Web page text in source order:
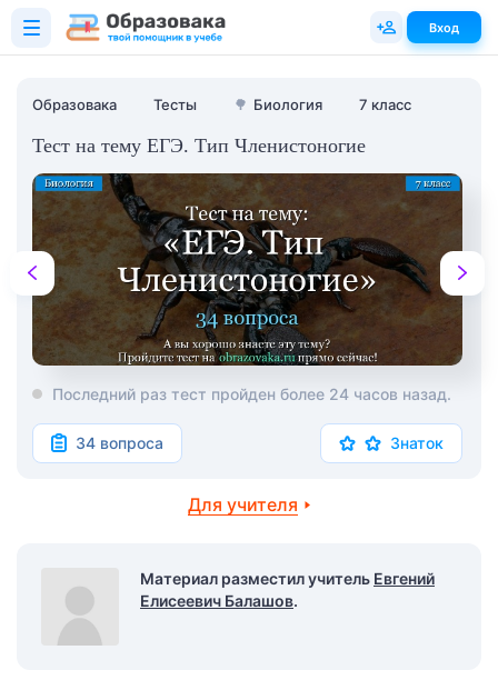
Образовака Тесты 🌳 Биология 7 класс
Тест на тему ЕГЭ. Тип Членистоногие
Последний раз тест пройден более 24 часов назад.
34 вопроса Знаток
Для учителя
Материал разместил учитель Евгений
Елисеевич Балашов.
Вход